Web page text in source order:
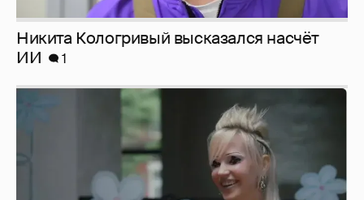
Никита Кологривый высказался насчёт
ИИ
1